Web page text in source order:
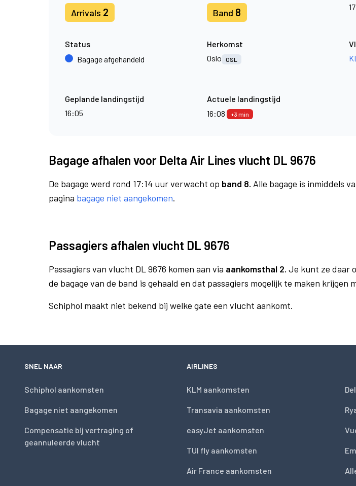
Arrivals 2 Band 8
Status
Bagage afgehandeld
Herkomst
Oslo
OSL
Geplande landingstijd
16:05
Actuele landingstijd
16:08
+3 min
Bagage afhalen voor Delta Air Lines vlucht DL 9676
De bagage werd rond 17:14 uur verwacht op band 8. Alle bagage is inmiddels
pagina bagage niet aangekomen.
Passagiers afhalen vlucht DL 9676
Passagiers van vlucht DL 9676 komen aan via aankomsthal 2. Je kunt ze daar
de bagage van de band is gehaald en dat passagiers mogelijk te maken
Schiphol maakt niet bekend bij welke gate een vlucht aankomt.
SNEL NAAR
Schiphol aankomsten
Bagage niet aangekomen
Compensatie bij vertraging of
geannuleerde vlucht
AIRLINES
KLM aankomsten
Transavia aankomsten
easyJet aankomsten
TUI fly aankomsten
Air France aankomsten